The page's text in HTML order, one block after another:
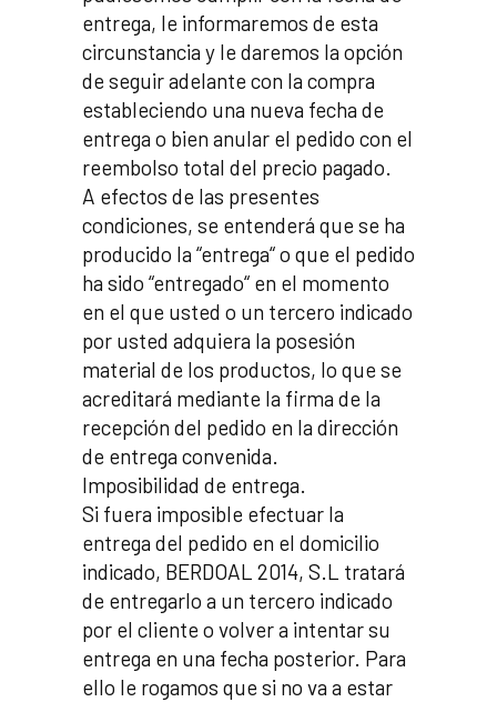
entrega, le informaremos de esta
circunstancia y le daremos la opción
de seguir adelante con la compra
estableciendo una nueva fecha de
entrega o bien anular el pedido con el
reembolso total del precio pagado.
A efectos de las presentes
condiciones, se entenderá que se ha
producido la “entrega“ o que el pedido
ha sido “entregado“ en el momento
en el que usted o un tercero indicado
por usted adquiera la posesión
material de los productos, lo que se
acreditará mediante la firma de la
recepción del pedido en la dirección
de entrega convenida.
Imposibilidad de entrega.
Si fuera imposible efectuar la
entrega del pedido en el domicilio
indicado, BERDOAL 2014, S.L tratará
de entregarlo a un tercero indicado
por el cliente o volver a intentar su
entrega en una fecha posterior. Para
ello le rogamos que si no va a estar